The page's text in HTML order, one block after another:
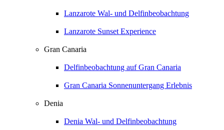
Lanzarote Wal- und Delfinbeobachtung
Lanzarote Sunset Experience
Gran Canaria
Delfinbeobachtung auf Gran Canaria
Gran Canaria Sonnenuntergang Erlebnis
Denia
Denia Wal- und Delfinbeobachtung